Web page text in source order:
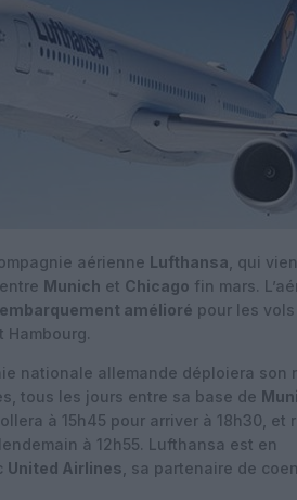
aérienne Lufthansa , qui
Munich et Chicago fin mars.
embarquement amélioré pour les
Hambourg.
nationale allemande déploiera son
tous les jours entre sa base de
à 15h45 pour arriver à 18h30, et
à 12h55. Lufthansa est en
United Airlines , sa partenaire de